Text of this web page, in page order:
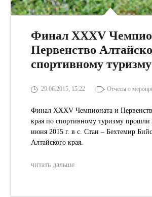
Финал XXXV
Первенство
спортивному туризму
29.06.2015, 15:22 Отчеты о
Финал XXXV Чемпионата и
края по спортивному туризму прошли
июня 2015 г. в с. Стан – Бехтемир
Алтайского края.
читать дальше